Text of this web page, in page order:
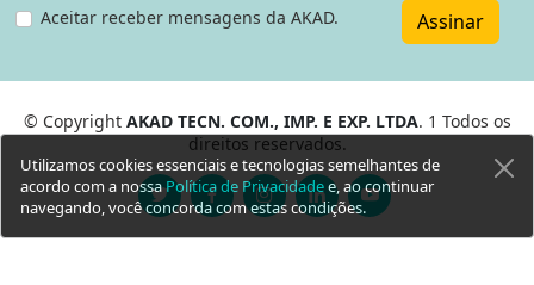
Aceitar receber mensagens da AKAD. Assinar
© Copyright AKAD TECN. COM., IMP. E EXP. LTDA. 1 Todos os
direitos reservados.
Utilizamos cookies essenciais e tecnologias semelhantes de
acordo com a nossaPolítica de Privacidadee, ao continuar
navegando, você concorda com estas condições.